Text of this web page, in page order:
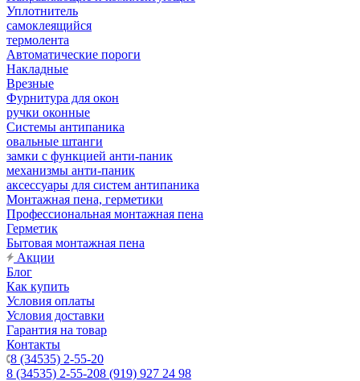
Уплотнитель
самоклеящийся
термолента
Автоматические пороги
Накладные
Врезные
Фурнитура для окон
ручки оконные
Системы антипаника
овальные штанги
замки с функцией анти-паник
механизмы анти-паник
аксессуары для систем антипаника
Монтажная пена, герметики
Профессиональная монтажная пена
Герметик
Бытовая монтажная пена
Акции
Блог
Как купить
Условия оплаты
Условия доставки
Гарантия на товар
Контакты
8 (34535) 2-55-20
8 (34535) 2-55-208 (919) 927 24 98